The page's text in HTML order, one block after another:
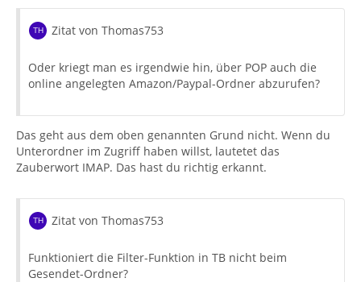
Zitat von Thomas753
Oder kriegt man es irgendwie hin, über POP auch die
online angelegten Amazon/Paypal-Ordner abzurufen?
Das geht aus dem oben genannten Grund nicht. Wenn du
Unterordner im Zugriff haben willst, lautetet das
Zauberwort IMAP. Das hast du richtig erkannt.
Zitat von Thomas753
Funktioniert die Filter-Funktion in TB nicht beim
Gesendet-Ordner?